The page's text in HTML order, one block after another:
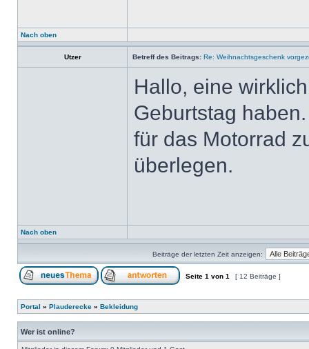
Nach oben
Utzer Betreff des Beitrags: Re: Weihnachtsgeschenk
Hallo, eine
Geburtstag
für das Motorrad
überlegen.
Nach oben
Beiträge der letzten Zeit anzeigen:
Seite 1 von 1 [ 12 Beiträge ]
Portal » Plauderecke » Bekleidung
Wer ist online?